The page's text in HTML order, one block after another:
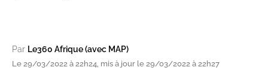
Par Le360 Afrique (avec MAP)
Le 29/03/2022 à 22h24, mis à jour le 29/03/2022 à 22h27